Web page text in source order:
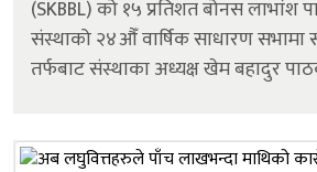
(SKBBL) को १५ प्रतिशत बोनस लाभांश
संस्थाको २४औँ वार्षिक साधारण सभामा
तर्फबाट संस्थाका अध्यक्ष खेम बहादुर